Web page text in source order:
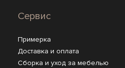
Сервис
Примерка
Доставка и оплата
Сборка и уход за мебелью